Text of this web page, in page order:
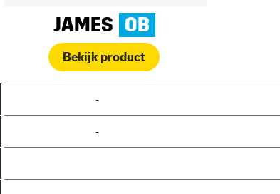
JAMES OB
Bekijk product
-
-